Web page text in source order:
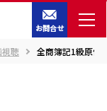
お問合せ
視聴 全商簿記1級原価